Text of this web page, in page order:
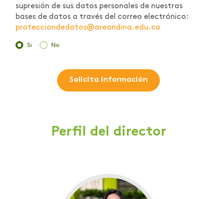
supresión de sus datos personales de nuestras
bases de datos a través del correo electrónico:
protecciondedatos@areandina.edu.co
Si No
Solicita información
Perfil del director